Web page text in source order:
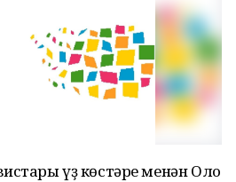
үҙ көстәре менән Оло